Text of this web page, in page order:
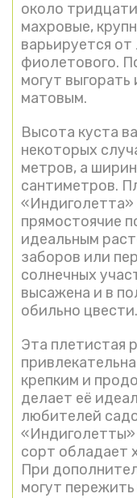
около
махровые,
варьируется
фиолетового.
могут
матовым.
Высота куста
некоторых
метров, а
сантиметров.
прямостоячие
идеальным
заборов или
солнечных
высажена и в
обильно цвести.
Эта плетистая
крепким и
делает её
любителей
сорт обладает
При
могут